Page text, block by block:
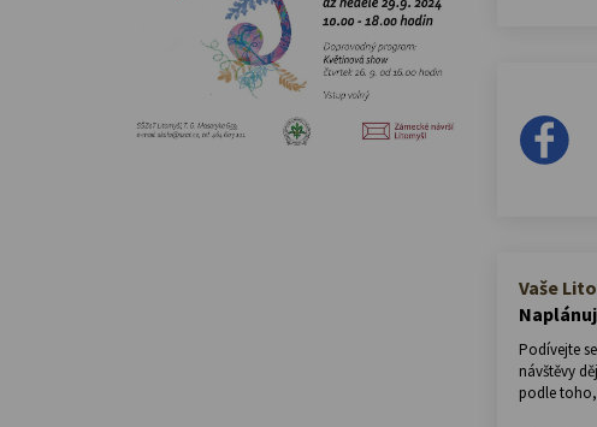
Vaše
Podívejte
návštěvy
podle